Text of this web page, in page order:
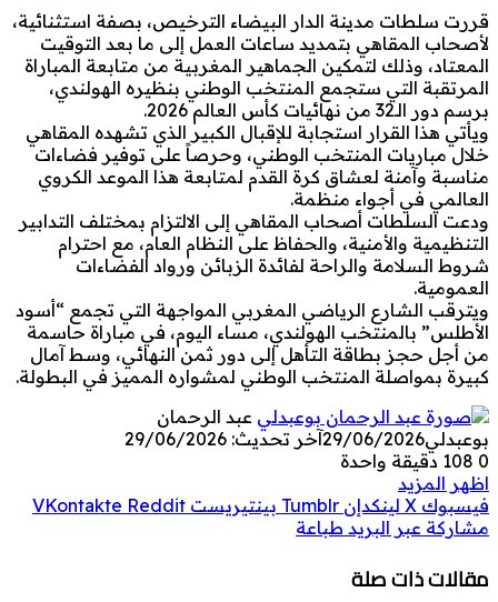
قررت سلطات مدينة الدار البيضاء الترخيص، بصفة استثنائية،
لأصحاب المقاهي بتمديد ساعات العمل إلى ما بعد التوقيت
المعتاد، وذلك لتمكين الجماهير المغربية من متابعة المباراة
المرتقبة التي ستجمع المنتخب الوطني بنظيره الهولندي،
برسم دور الـ32 من نهائيات كأس العالم 2026.
ويأتي هذا القرار استجابة للإقبال الكبير الذي تشهده المقاهي
خلال مباريات المنتخب الوطني، وحرصاً على توفير فضاءات
مناسبة وآمنة لعشاق كرة القدم لمتابعة هذا الموعد الكروي
العالمي في أجواء منظمة.
ودعت السلطات أصحاب المقاهي إلى الالتزام بمختلف التدابير
التنظيمية والأمنية، والحفاظ على النظام العام، مع احترام
شروط السلامة والراحة لفائدة الزبائن ورواد الفضاءات
العمومية.
ويترقب الشارع الرياضي المغربي المواجهة التي تجمع “أسود
الأطلس” بالمنتخب الهولندي، مساء اليوم، في مباراة حاسمة
من أجل حجز بطاقة التأهل إلى دور ثمن النهائي، وسط آمال
كبيرة بمواصلة المنتخب الوطني لمشواره المميز في البطولة.
عبد الرحمان
بوعبدلي29/06/2026آخر تحديث: 29/06/2026
0
دقيقة واحدة
اظهر المزيد
فيسبوك ‫X لينكدإن بينتيريست
مشاركة عبر البريد طباعة
مقالات ذات صلة